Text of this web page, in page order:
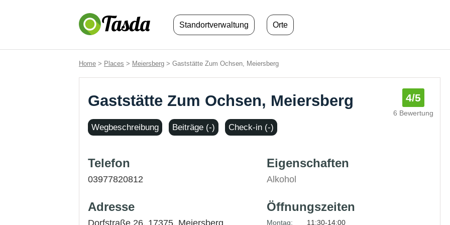
Standortverwaltung Orte
Home > Places > Meiersberg > Gaststätte Zum Ochsen, Meiersberg
Gaststätte Zum Ochsen, Meiersberg 4/5
6 Bewertung
Wegbeschreibung Beiträge (-) Check-in (-)
Telefon
03977820812
Adresse
Dorfstraße 26, 17375, Meiersberg
Eigenschaften
Alkohol
Öffnungszeiten
Montag:
11:30-14:00